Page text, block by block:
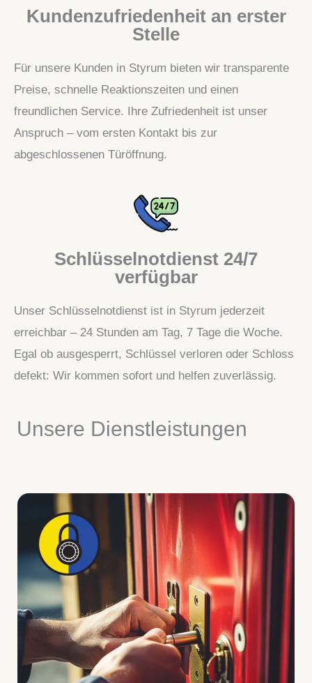
Kundenzufriedenheit an erster
Stelle
Für unsere Kunden in Styrum bieten wir transparente
Preise, schnelle Reaktionszeiten und einen
freundlichen Service. Ihre Zufriedenheit ist unser
Anspruch – vom ersten Kontakt bis zur
abgeschlossenen Türöffnung.
Schlüsselnotdienst 24/7
verfügbar
Unser Schlüsselnotdienst ist in Styrum jederzeit
erreichbar – 24 Stunden am Tag, 7 Tage die Woche.
Egal ob ausgesperrt, Schlüssel verloren oder Schloss
defekt: Wir kommen sofort und helfen zuverlässig.
Unsere Dienstleistungen